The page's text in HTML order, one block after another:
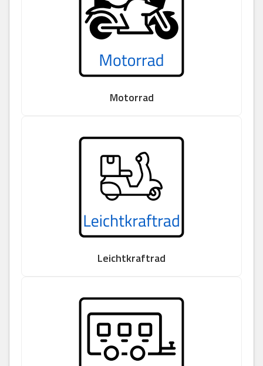
Motorrad
Leichtkraftrad